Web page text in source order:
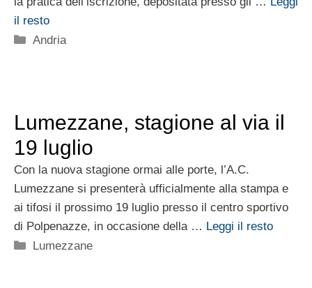
il resto
Categorie
Andria
Lumezzane, stagione al via il
19 luglio
Con la nuova stagione ormai alle porte, l’A.C.
Lumezzane si presenterà ufficialmente alla stampa e
ai tifosi il prossimo 19 luglio presso il centro sportivo
di Polpenazze, in occasione della … Leggi il resto
Categorie
Lumezzane